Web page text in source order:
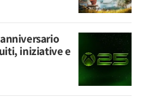
iniziative e